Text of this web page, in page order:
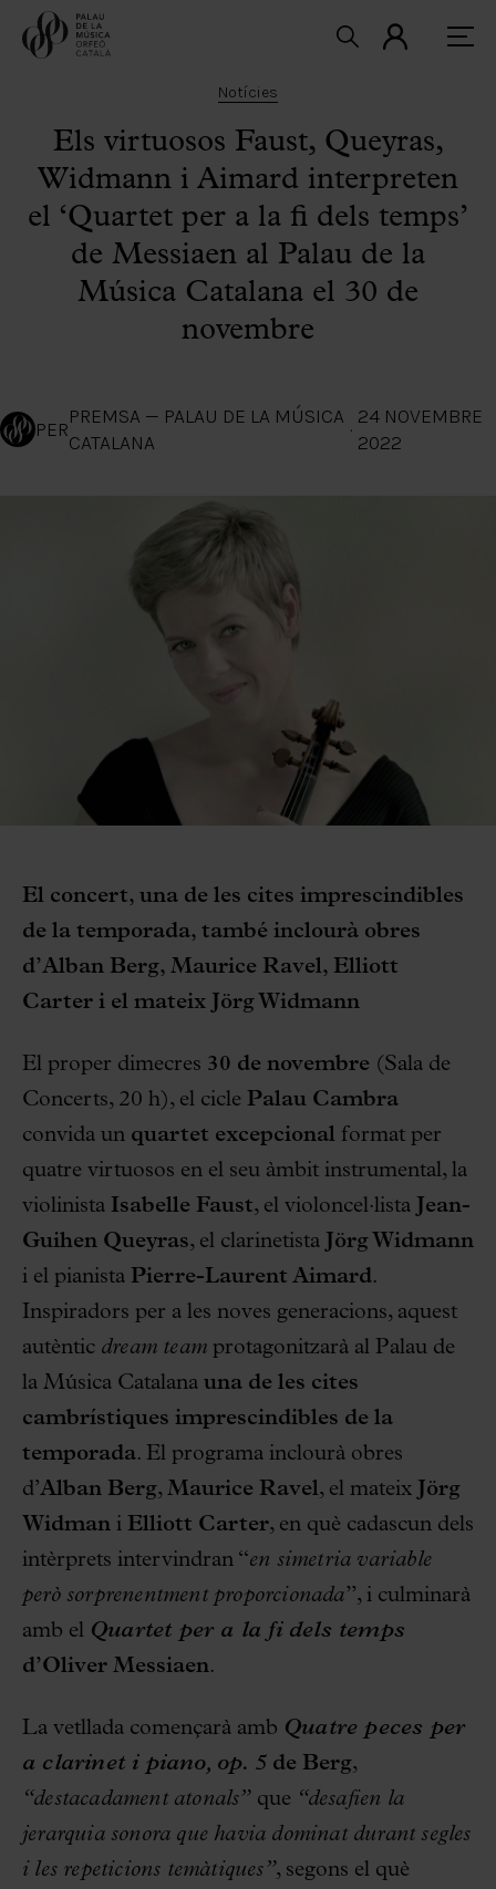
Notícies
Els virtuosos Faust, Queyras,
Widmann i Aimard interpreten
el ‘Quartet per a la fi dels temps’
de Messiaen al Palau de la
Música Catalana el 30 de
novembre
PER
PREMSA — PALAU DE LA MÚSICA
CATALANA
·
24 NOVEMBRE
2022
El concert, una de les cites imprescindibles
de la temporada, també inclourà obres
d’Alban Berg, Maurice Ravel, Elliott
Carter i el mateix Jörg Widmann
El proper dimecres 30 de novembre (Sala de
Concerts, 20 h), el cicle Palau Cambra
convida un quartet excepcional format per
quatre virtuosos en el seu àmbit instrumental, la
violinista Isabelle Faust, el violoncel·lista
Jean-
Guihen Queyras, el clarinetista
Jörg Widmann
i el pianista Pierre-Laurent Aimard.
Inspiradors per a les noves generacions, aquest
autèntic dream team protagonitzarà al Palau de
la Música Catalana una de les cites
cambrístiques imprescindibles de la
temporada. El programa inclourà obres
d’Alban Berg, Maurice Ravel, el mateix
Jörg
Widman i Elliott Carter, en què cadascun dels
intèrprets intervindran “en simetria variable
però sorprenentment proporcionada”, i culminarà
amb el Quartet per a la fi dels temps
d’Oliver Messiaen.
La vetllada començarà amb Quatre peces per
a clarinet i piano, op. 5 de Berg,
“destacadament atonals”que “desafien la
jerarquia sonora que havia dominat durant segles
i les repeticions temàtiques”, segons el què